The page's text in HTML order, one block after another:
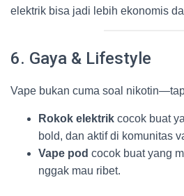
elektrik bisa jadi lebih ekonomis
6. Gaya & Lifestyle
Vape bukan cuma soal
Rokok elektrik cocok buat
bold, dan aktif di komunitas
Vape pod cocok buat yang
nggak mau ribet.